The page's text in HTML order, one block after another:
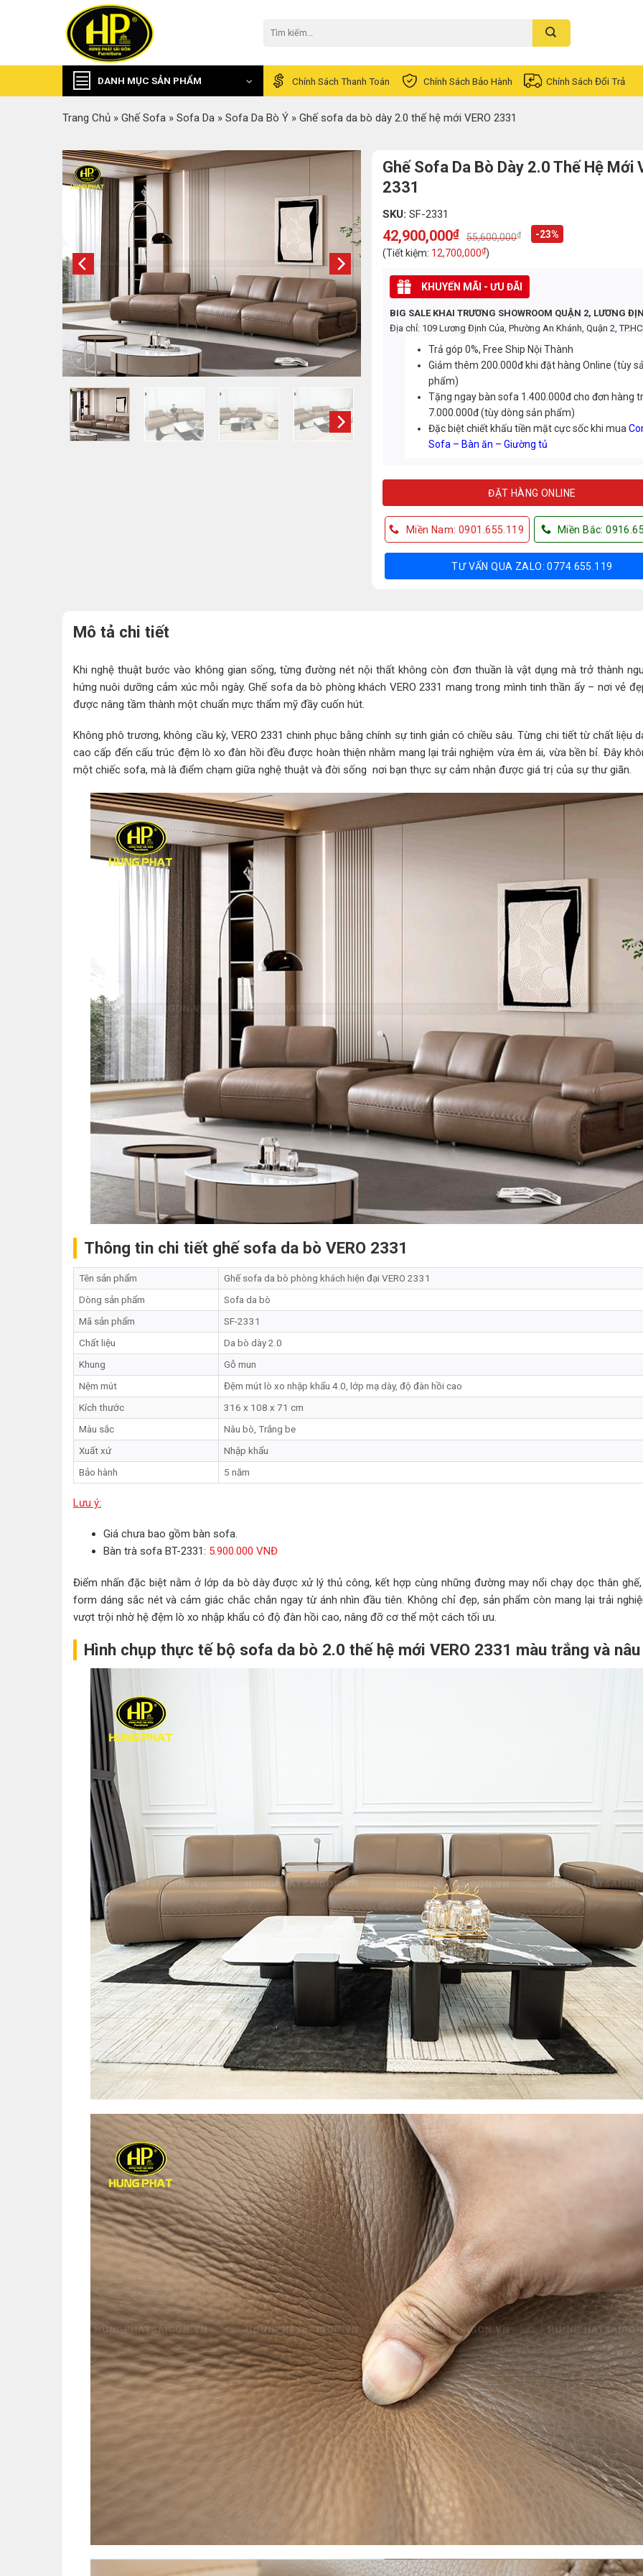
kiếm:
DANH MỤC SẢN PHẨM Chính Sách Thanh Toán Chính Sách Bảo Hành Chính Sách Đổi Trả
Trang Chủ » Ghế Sofa » Sofa Da » Sofa Da Bò Ý » Ghế sofa da bò dày 2.0 thế hệ mới VERO 2331
Ghế Sofa Da Bò Dày 2.0 Thế Hệ Mới
2331
SKU:SF-2331
55,600,000₫
Original
price
was:
55,600,000₫.
42,900,000₫
Current
price
is:
42,900,000₫.
-23%
(Tiết kiệm: 12,700,000₫)
KHUYẾN MÃI - ƯU ĐÃI
BIG SALE KHAI TRƯƠNG SHOWROOM QUẬN 2, LƯƠNG
Địa chỉ: 109 Lương Định Của, Phường An Khánh, Quận 2,
Trả góp 0%, Free Ship Nội Thành
Giảm thêm 200.000đ khi đặt hàng Online (tùy
phẩm)
Tặng ngay bàn sofa 1.400.000đ cho đơn hàng
7.000.000đ (tùy dòng sản phẩm)
Đặc biệt chiết khấu tiền mặt cực sốc khi mua
Sofa – Bàn ăn – Giường tủ
ĐẶT HÀNG ONLINE
Miền Nam: 0901.655.119 Miền Bắc:
TƯ VẤN QUA ZALO: 0774.655.119
Mô tả chi tiết
Khi nghệ thuật bước vào không gian sống, từng đường nét nội thất không còn đơn thuần là vật dụng mà trở thành
hứng nuôi dưỡng cảm xúc mỗi ngày. Ghế sofa da bò phòng khách VERO 2331 mang trong mình tinh thần ấy – nơi vẻ
được nâng tầm thành một chuẩn mực thẩm mỹ đầy cuốn hút.
Không phô trương, không cầu kỳ, VERO 2331 chinh phục bằng chính sự tinh giản có chiều sâu. Từng chi tiết từ chất liệu
cao cấp đến cấu trúc đệm lò xo đàn hồi đều được hoàn thiện nhằm mang lại trải nghiệm vừa êm ái, vừa bền bỉ. Đây
một chiếc sofa, mà là điểm chạm giữa nghệ thuật và đời sống nơi bạn thực sự cảm nhận được giá trị của sự thư giãn.
Thông tin chi tiết ghế sofa da bò VERO 2331
Tên sản phẩm
Ghế sofa da bò phòng khách hiện đại VERO 2331
Dòng sản phẩm
Sofa da bò
Mã sản phẩm
SF-2331
Chất liệu
Da bò dày 2.0
Khung
Gỗ mun
Nệm mút
Đệm mút lò xo nhập khẩu 4.0, lớp mạ dày, độ đàn hồi cao
Kích thước
316 x 108 x 71 cm
Màu sắc
Nâu bò, Trắng be
Xuất xứ
Nhập khẩu
Bảo hành
5 năm
Lưu ý:
Giá chưa bao gồm bàn sofa.
Bàn trà sofa BT-2331: 5.900.000 VNĐ
Điểm nhấn đặc biệt nằm ở lớp da bò dày được xử lý thủ công, kết hợp cùng những đường may nổi chạy dọc thân
form dáng sắc nét và cảm giác chắc chắn ngay từ ánh nhìn đầu tiên. Không chỉ đẹp, sản phẩm còn mang lại trải
vượt trội nhờ hệ đệm lò xo nhập khẩu có độ đàn hồi cao, nâng đỡ cơ thể một cách tối ưu.
Hình chụp thực tế bộ sofa da bò 2.0 thế hệ mới VERO 2331 màu trắng và